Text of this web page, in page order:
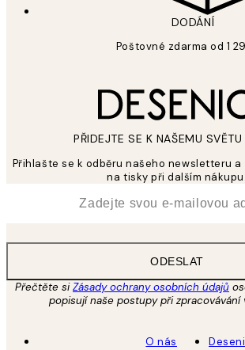
DODÁNÍ
Poštovné zdarma od 1
PŘIDEJTE SE K NAŠEMU SVĚTU
Přihlašte se k odběru našeho newsletteru a
na tisky při dalším nákupu.
ODESLAT
Přečtěte siZásady ochrany osobních údajů
popisují naše postupy při zpracovávání
O nás